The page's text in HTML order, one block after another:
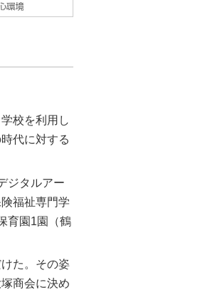
校を利用し
代に対する
ジタルアー
福祉専門学
育園1園（鶴
た。その姿
商会に決め